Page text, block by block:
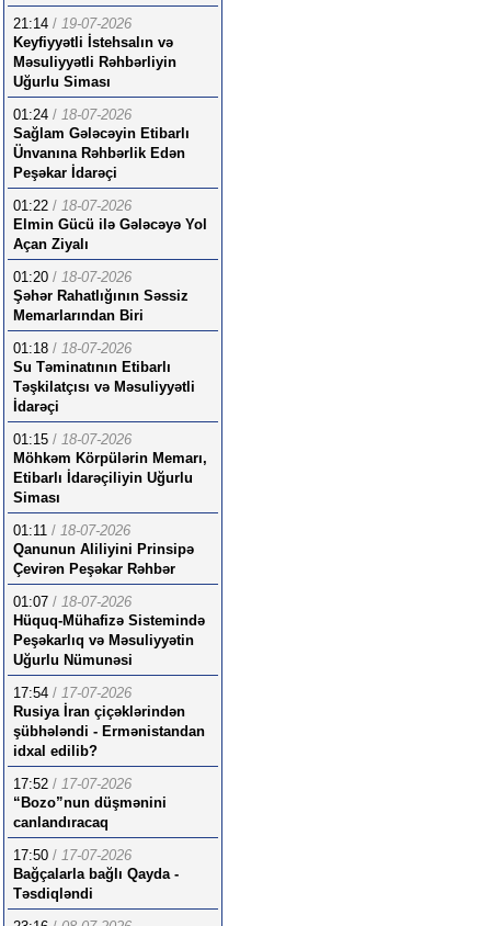
21:14 / 19-07-2026
Keyfiyyətli İstehsalın və
Məsuliyyətli Rəhbərliyin
Uğurlu Siması
01:24 / 18-07-2026
Sağlam Gələcəyin Etibarlı
Ünvanına Rəhbərlik Edən
Peşəkar İdarəçi
01:22 / 18-07-2026
Elmin Gücü ilə Gələcəyə Yol
Açan Ziyalı
01:20 / 18-07-2026
Şəhər Rahatlığının Səssiz
Memarlarından Biri
01:18 / 18-07-2026
Su Təminatının Etibarlı
Təşkilatçısı və Məsuliyyətli
İdarəçi
01:15 / 18-07-2026
Möhkəm Körpülərin Memarı,
Etibarlı İdarəçiliyin Uğurlu
Siması
01:11 / 18-07-2026
Qanunun Aliliyini Prinsipə
Çevirən Peşəkar Rəhbər
01:07 / 18-07-2026
Hüquq-Mühafizə Sistemində
Peşəkarlıq və Məsuliyyətin
Uğurlu Nümunəsi
17:54 / 17-07-2026
Rusiya İran çiçəklərindən
şübhələndi - Ermənistandan
idxal edilib?
17:52 / 17-07-2026
“Bozo”nun düşmənini
canlandıracaq
17:50 / 17-07-2026
Bağçalarla bağlı Qayda -
Təsdiqləndi